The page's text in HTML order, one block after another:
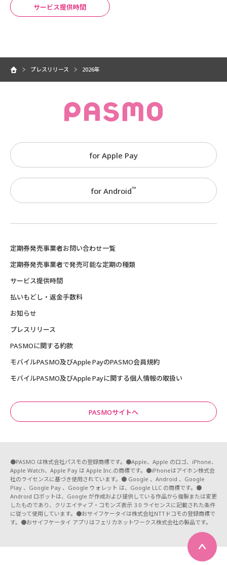
サービス提供時間
プレスリリース 2026年
for Apple Pay
for Android™
定期券発売事業者お問い合わせ一覧
定期券発売事業者で発売可能な定期の種類
サービス提供時間
払いもどし・返金手数料
お知らせ
プレスリリース
PASMOに関する約款
モバイルPASMO及びApple PayのPASMO会員規約
モバイルPASMO及びApple Payに関する個人情報の取扱い
PASMOサイトへ
●PASMO は株式会社パスモの登録商標です。●Apple、Apple のロゴ、iPhone、
Apple Watch、Apple Pay は Apple Inc.の商標です。●iPhoneはアイホン株式会
社のライセンスに基づき使用されています。● Google 、Android 、Google
Play 、Google Pay 、Google ウォレット は、Google LLC の商標です。●
Android ロボットは、Google が作成および提供している作品から複製または変更
したものであり、クリエイティブ・コモンズ表示 3.0 ライセンスに記載された条件
に従って使用しています。●おサイフケータイは株式会社NTTドコモの登録商標で
す。●おサイフケータイ アプリはフェリカネットワークス株式会社の製品です。